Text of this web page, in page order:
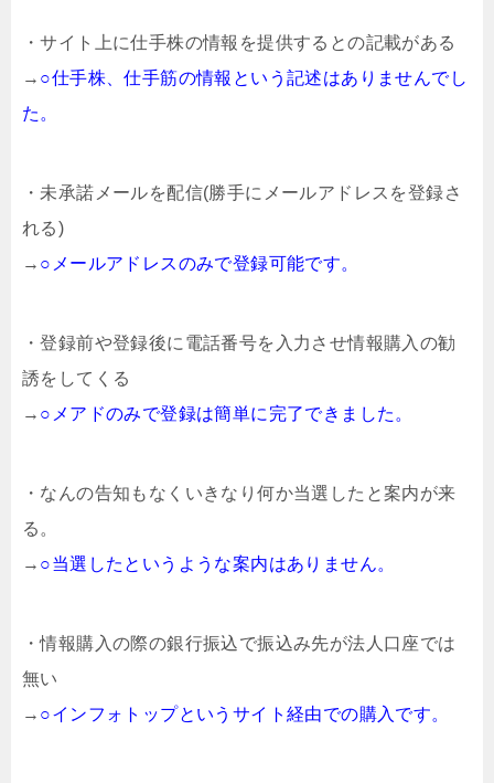
・サイト上に仕手株の情報を提供するとの記載がある
→ ○仕手株、仕手筋の情報という記述はありませんでし
た。
・未承諾メールを配信(勝手にメールアドレスを登録さ
れる)
→ ○メールアドレスのみで登録可能です。
・登録前や登録後に電話番号を入力させ情報購入の勧
誘をしてくる
→ ○メアドのみで登録は簡単に完了できました。
・なんの告知もなくいきなり何か当選したと案内が来
る。
→ ○当選したというような案内はありません。
・情報購入の際の銀行振込で振込み先が法人口座では
無い
→ ○インフォトップというサイト経由での購入です。